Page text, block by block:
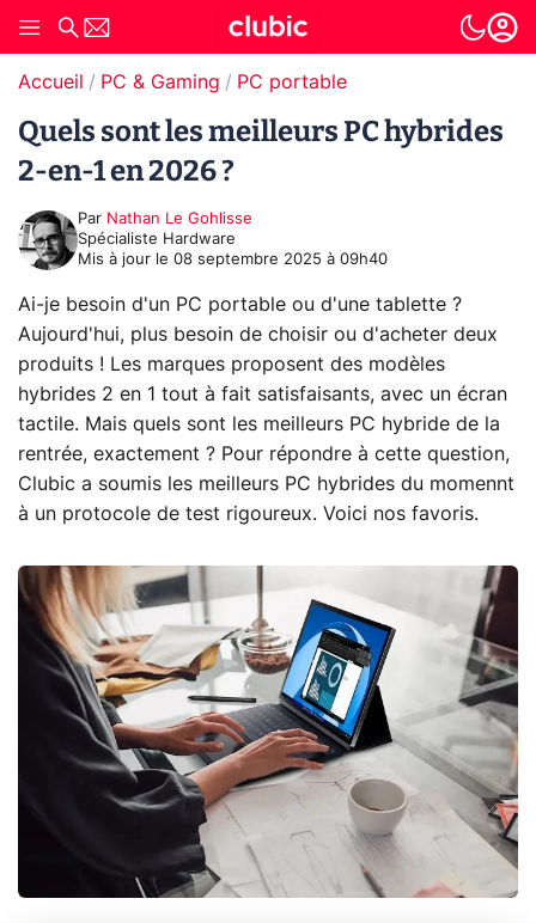
Accueil PC & Gaming PC portable
Quels sont les meilleurs PC hybrides
2-en-1 en 2026 ?
Par Nathan Le Gohlisse
Spécialiste Hardware
Mis à jour le 08 septembre 2025 à 09h40
Ai-je besoin d'un PC portable ou d'une tablette ?
Aujourd'hui, plus besoin de choisir ou d'acheter deux
produits ! Les marques proposent des modèles
hybrides 2 en 1 tout à fait satisfaisants, avec un écran
tactile. Mais quels sont les meilleurs PC hybride de la
rentrée, exactement ? Pour répondre à cette question,
Clubic a soumis les meilleurs PC hybrides du momennt
à un protocole de test rigoureux. Voici nos favoris.